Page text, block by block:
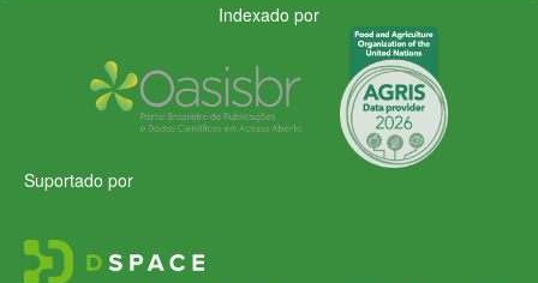
Indexado por
Suportado por